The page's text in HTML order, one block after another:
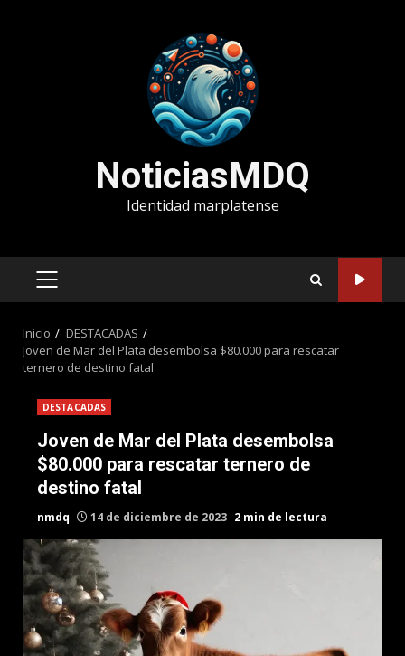
NoticiasMDQ
Identidad marplatense
MENÚ
Inicio
DESTACADAS
Joven de Mar del Plata desembolsa $80.000 para rescatar
ternero de destino fatal
DESTACADAS
Joven de Mar del Plata desembolsa
$80.000 para rescatar ternero de
destino fatal
nmdq 14 de diciembre de 2023 2 min de lectura